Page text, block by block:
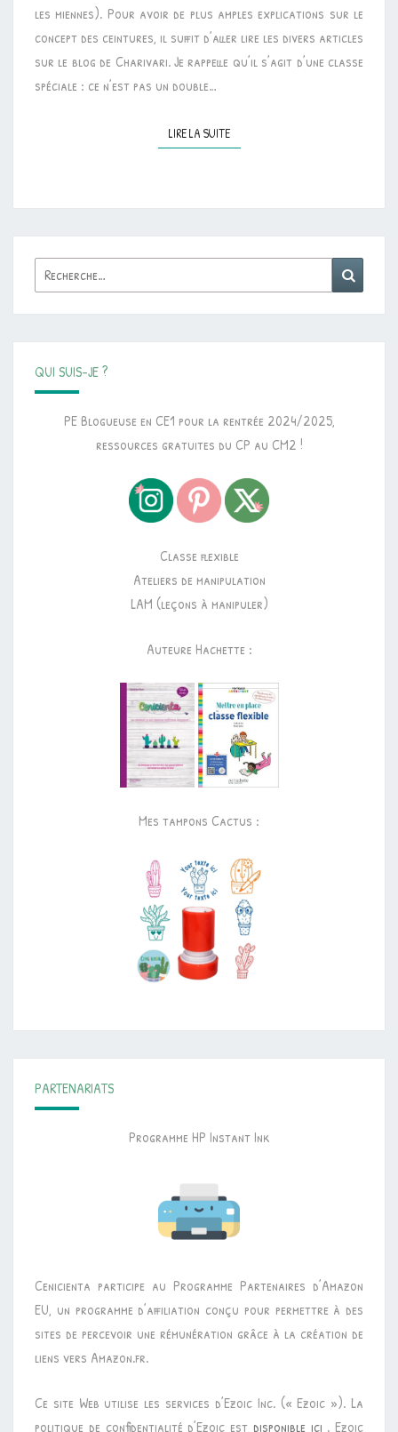
les miennes). Pour avoir de plus amples explications sur le
concept des ceintures, il suffit d’aller lire les divers articles
sur le blog de Charivari. Je rappelle qu’il s’agit d’une classe
spéciale : ce n’est pas un double…
LIRE LA SUITELIRE LA SUITE
Rechercher :
QUI SUIS-JE ?
PE Blogueuse en CE1 pour la rentrée 2024/2025,
ressources gratuites du CP au CM2 !
Classe flexible
Ateliers de manipulation
LAM (leçons à manipuler)
Auteure Hachette :
Mes tampons Cactus :
PARTENARIATS
Programme HP Instant Ink
Cenicienta participe au Programme Partenaires d’Amazon
EU, un programme d’affiliation conçu pour permettre à des
sites de percevoir une rémunération grâce à la création de
liens vers Amazon.fr.
Ce site Web utilise les services d’Ezoic Inc. (« Ezoic »). La
politique de confidentialité d’Ezoic est disponible ici . Ezoic